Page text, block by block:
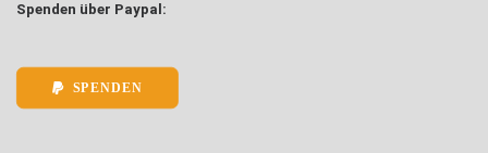
Spenden über Paypal:
SPENDEN